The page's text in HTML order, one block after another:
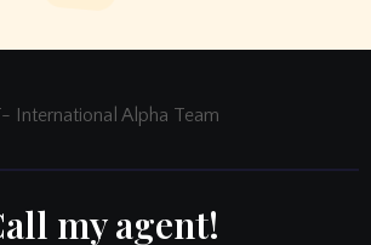
International Alpha Team
my agent!